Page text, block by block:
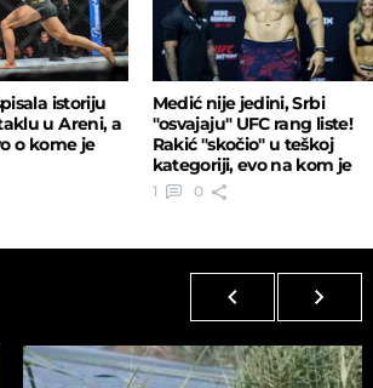
istoriju
u Areni, a
o kome je
Medić nije jedini, Srbi
"osvajaju" UFC rang liste!
Rakić "skočio" u teškoj
kategoriji, evo na kom je
mestu
1 0